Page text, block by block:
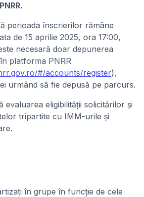
perioada înscrierilor rămâne
de 15 aprilie 2025, ora 17:00,
necesară doar depunerea
platforma PNRR
#/accounts/register),
urmând să fie depusă pe parcurs.
evaluarea eligibilității solicitărilor și
tripartite cu IMM-urile și
în grupe în funcție de cele